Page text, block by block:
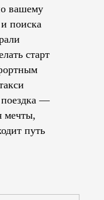
вашему
поиска
старт
поездка —
мечты,
путь